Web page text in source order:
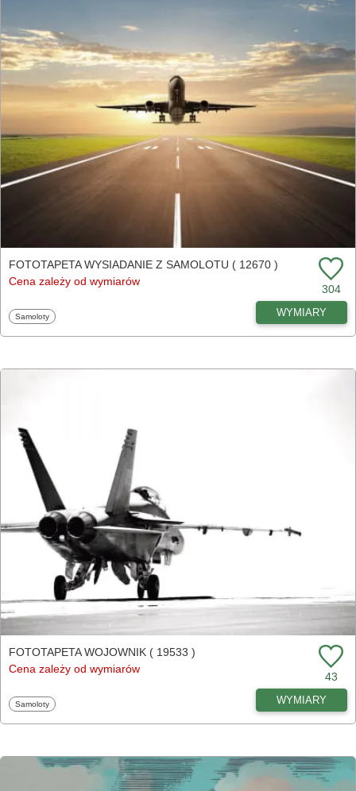
FOTOTAPETA WYSIADANIE Z SAMOLOTU ( 12670 )
Cena zależy od wymiarów
304
Fototapety
Samoloty WYMIARY
FOTOTAPETA WOJOWNIK ( 19533 )
Cena zależy od wymiarów
43
Fototapety
Samoloty WYMIARY